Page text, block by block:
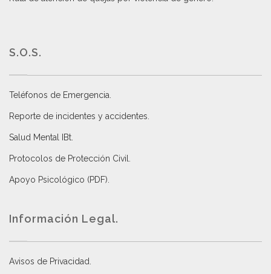
S.O.S.
Teléfonos de Emergencia.
Reporte de incidentes y accidentes
Salud Mental IBt
Protocolos de Protección Civil
Apoyo Psicológico (PDF)
Información Legal.
Avisos de Privacidad